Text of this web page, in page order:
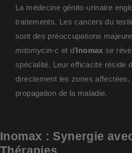
La médecine génito-urinaire
traitements. Les cancers du
sont des préoccupations
mitomycin-c et d’Inomax se
spécialité. Leur efficacité réside
directement les zones
propagation de la maladie.
Inomax : Synergie